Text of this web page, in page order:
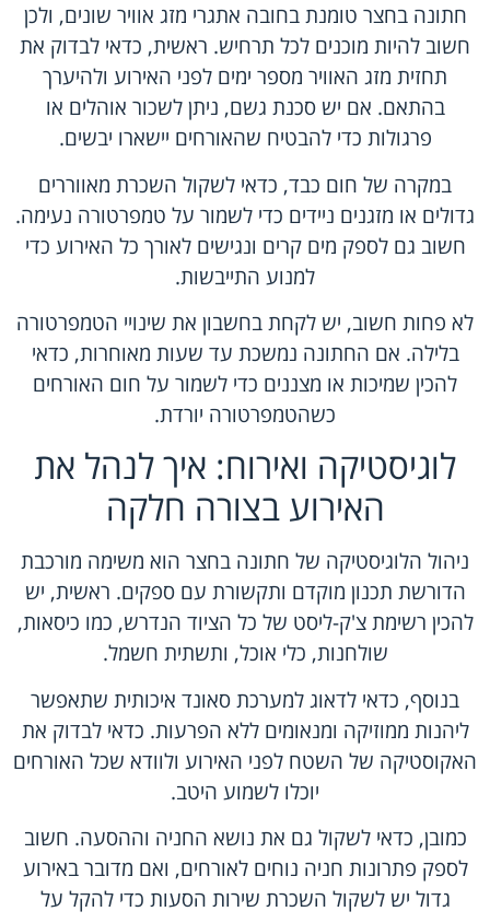
חתונה בחצר טומנת בחובה אתגרי מזג אוויר שונים, ולכן
חשוב להיות מוכנים לכל תרחיש. ראשית, כדאי לבדוק את
תחזית מזג האוויר מספר ימים לפני האירוע ולהיערך
בהתאם. אם יש סכנת גשם, ניתן לשכור אוהלים או
פרגולות כדי להבטיח שהאורחים יישארו יבשים.
במקרה של חום כבד, כדאי לשקול השכרת מאווררים
גדולים או מזגנים ניידים כדי לשמור על טמפרטורה נעימה.
חשוב גם לספק מים קרים ונגישים לאורך כל האירוע כדי
למנוע התייבשות.
לא פחות חשוב, יש לקחת בחשבון את שינויי הטמפרטורה
בלילה. אם החתונה נמשכת עד שעות מאוחרות, כדאי
להכין שמיכות או מצננים כדי לשמור על חום האורחים
כשהטמפרטורה יורדת.
לוגיסטיקה ואירוח: איך לנהל את
האירוע בצורה חלקה
ניהול הלוגיסטיקה של חתונה בחצר הוא משימה מורכבת
הדורשת תכנון מוקדם ותקשורת עם ספקים. ראשית, יש
להכין רשימת צ'ק-ליסט של כל הציוד הנדרש, כמו כיסאות,
שולחנות, כלי אוכל, ותשתית חשמל.
בנוסף, כדאי לדאוג למערכת סאונד איכותית שתאפשר
ליהנות ממוזיקה ומנאומים ללא הפרעות. כדאי לבדוק את
האקוסטיקה של השטח לפני האירוע ולוודא שכל האורחים
יוכלו לשמוע היטב.
כמובן, כדאי לשקול גם את נושא החניה וההסעה. חשוב
לספק פתרונות חניה נוחים לאורחים, ואם מדובר באירוע
גדול יש לשקול השכרת שירות הסעות כדי להקל על